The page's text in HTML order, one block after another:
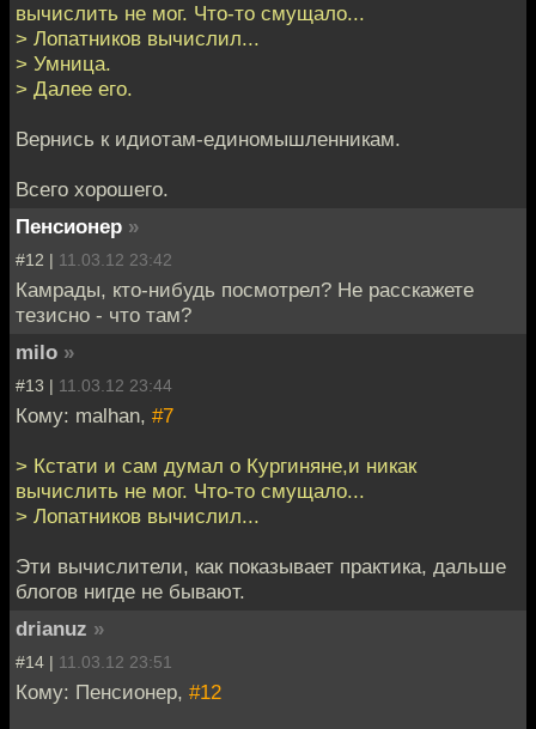
вычислить не мог. Что-то смущало...
> Лопатников вычислил...
> Умница.
> Далее его.
Вернись к идиотам-единомышленникам.
Всего хорошего.
Пенсионер »
#12 | 11.03.12 23:42
Камрады, кто-нибудь посмотрел? Не расскажете
тезисно - что там?
milo »
#13 | 11.03.12 23:44
Кому: malhan, #7
> Кстати и сам думал о Кургиняне,и никак
вычислить не мог. Что-то смущало...
> Лопатников вычислил...
Эти вычислители, как показывает практика, дальше
блогов нигде не бывают.
drianuz »
#14 | 11.03.12 23:51
Кому: Пенсионер, #12